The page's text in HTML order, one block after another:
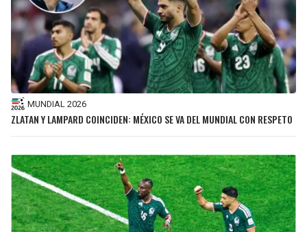
MUNDIAL 2026
ZLATAN Y LAMPARD COINCIDEN: MÉXICO SE VA DEL MUNDIAL CON RESPETO